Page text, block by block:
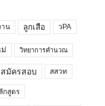
าน ลูกเสือ วPA
วิทยาการคำนวณ
สมัครสอบ สสวท
กสูตร